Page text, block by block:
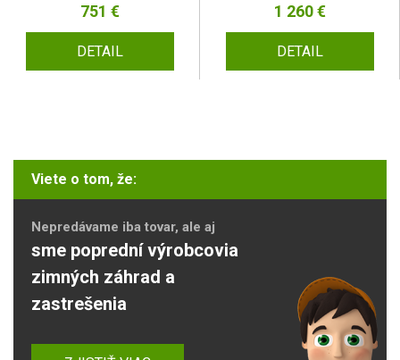
751 €
DETAIL
1 260 €
DETAIL
Viete o tom, že:
Nepredávame iba tovar, ale aj
sme poprední výrobcovia
zimných záhrad a
zastrešenia